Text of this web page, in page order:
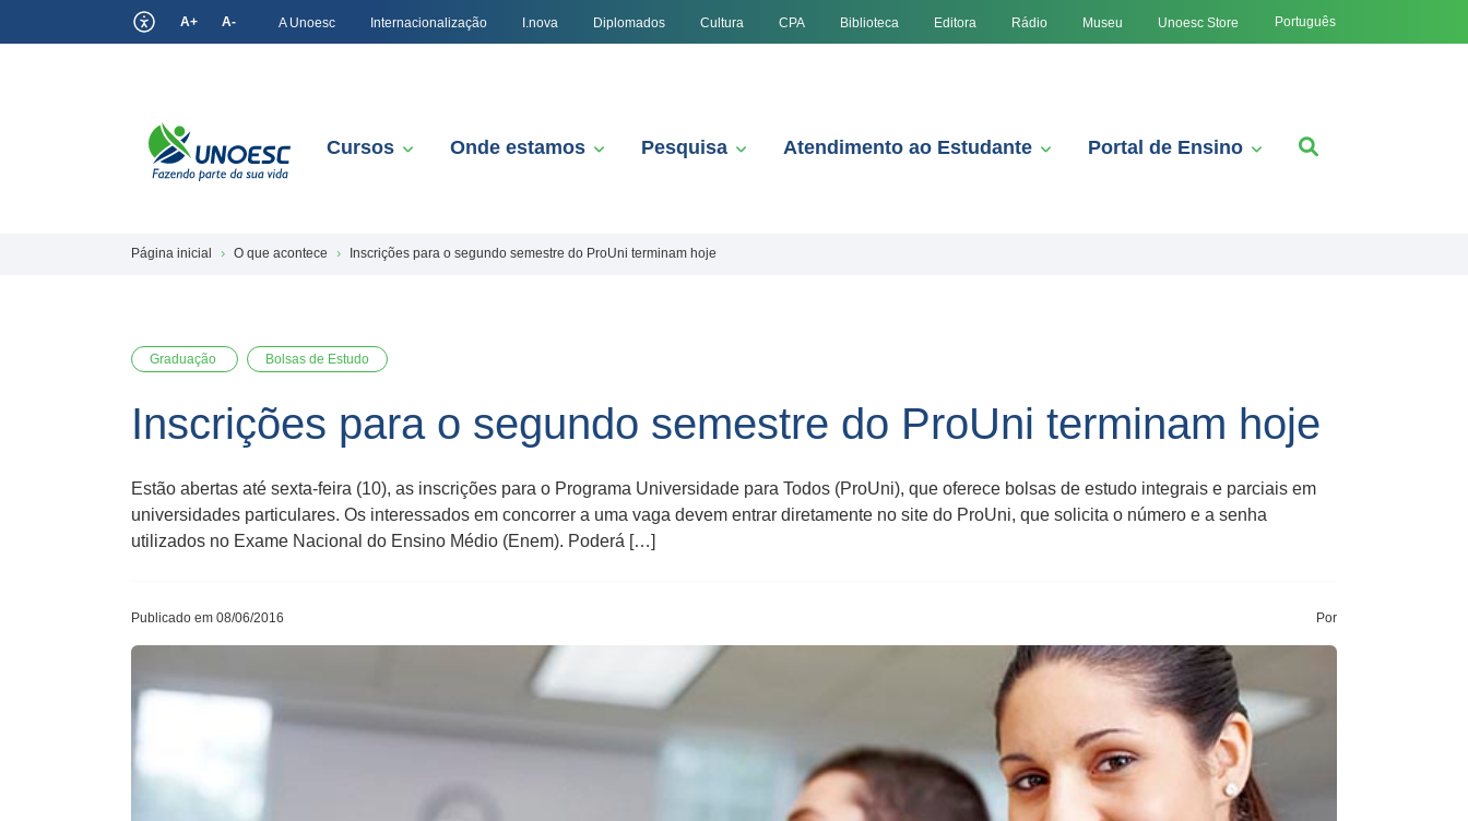
A+ A- A Unoesc Internacionalização I.nova Diplomados Cultura CPA Biblioteca Editora Rádio Museu Unoesc Store Português
Cursos Onde estamos Pesquisa Atendimento ao Estudante Portal de Ensino
Página inicial O que acontece Inscrições para o segundo semestre do ProUni terminam hoje
Graduação Bolsas de Estudo
Inscrições para o segundo semestre do ProUni terminam hoje
Estão abertas até sexta-feira (10), as inscrições para o Programa Universidade para Todos (ProUni), que oferece bolsas de estudo integrais e parciais em
universidades particulares. Os interessados em concorrer a uma vaga devem entrar diretamente no site do ProUni, que solicita o número e a senha
utilizados no Exame Nacional do Ensino Médio (Enem). Poderá […]
Publicado em 08/06/2016 Por